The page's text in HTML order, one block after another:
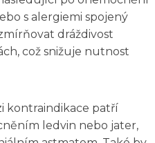
s alergiemi spojený
dráždivost
což snižuje nutnost
kontraindikace patří
ledvin nebo jater,